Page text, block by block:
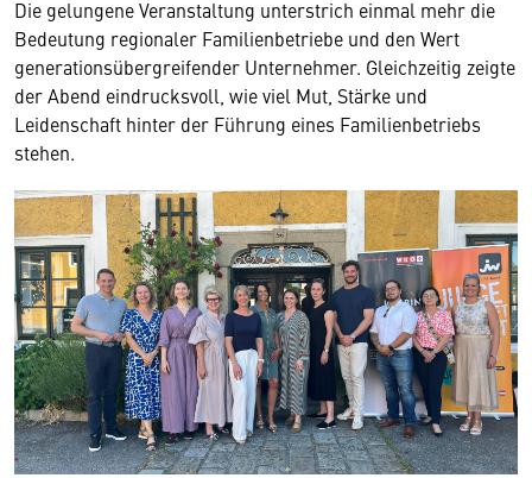
Die gelungene Veranstaltung unterstrich einmal mehr die
Bedeutung regionaler Familienbetriebe und den Wert
generationsübergreifender Unternehmer. Gleichzeitig zeigte
der Abend eindrucksvoll, wie viel Mut, Stärke und
Leidenschaft hinter der Führung eines Familienbetriebs
stehen.